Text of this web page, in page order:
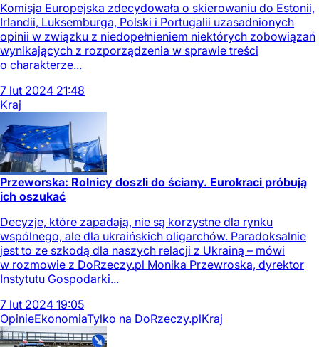
Komisja Europejska zdecydowała o skierowaniu do Estonii,
Irlandii, Luksemburga, Polski i Portugalii uzasadnionych
opinii w związku z niedopełnieniem niektórych zobowiązań
wynikających z rozporządzenia w sprawie treści
o charakterze...
7 lut 2024 21:48
Kraj
Przeworska: Rolnicy doszli do ściany. Eurokraci próbują
ich oszukać
Decyzje, które zapadają, nie są korzystne dla rynku
wspólnego, ale dla ukraińskich oligarchów. Paradoksalnie
jest to ze szkodą dla naszych relacji z Ukrainą – mówi
w rozmowie z DoRzeczy.pl Monika Przewroska, dyrektor
Instytutu Gospodarki...
7 lut 2024 19:05
OpinieEkonomiaTylko na DoRzeczy.plKraj